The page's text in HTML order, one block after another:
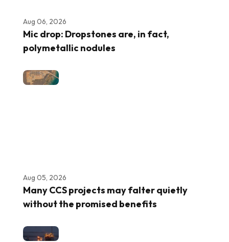
Aug 06, 2026
Mic drop: Dropstones are, in fact,
polymetallic nodules
Aug 05, 2026
Many CCS projects may falter quietly
without the promised benefits